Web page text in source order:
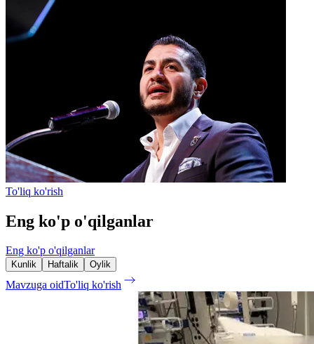
To'liq ko'rish
Eng ko'p o'qilganlar
Eng ko'p o'qilganlar
Kunlik Haftalik Oylik
Mavzuga oidTo'liq ko'rish